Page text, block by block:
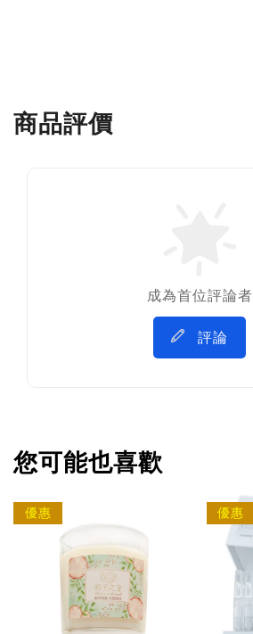
商品評價
成為首位評論者
評論
您可能也喜歡
優惠 優惠